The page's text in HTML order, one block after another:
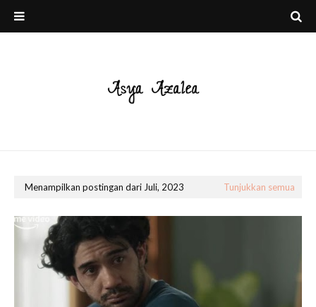
Menampilkan postingan dari Juli, 2023 Tunjukkan semua